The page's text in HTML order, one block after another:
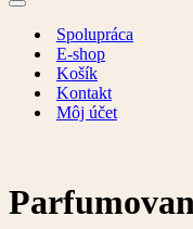
Menu
navigácieSpolupráca
E-shop
Košík
Kontakt
Môj účet